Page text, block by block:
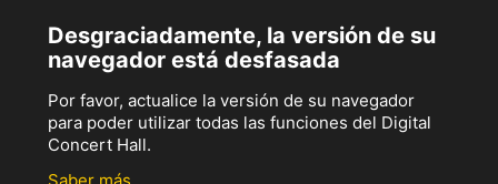
Desgraciadamente, la versión de su
navegador está desfasada
Por favor, actualice la versión de su navegador
para poder utilizar todas las funciones del Digital
Concert Hall.